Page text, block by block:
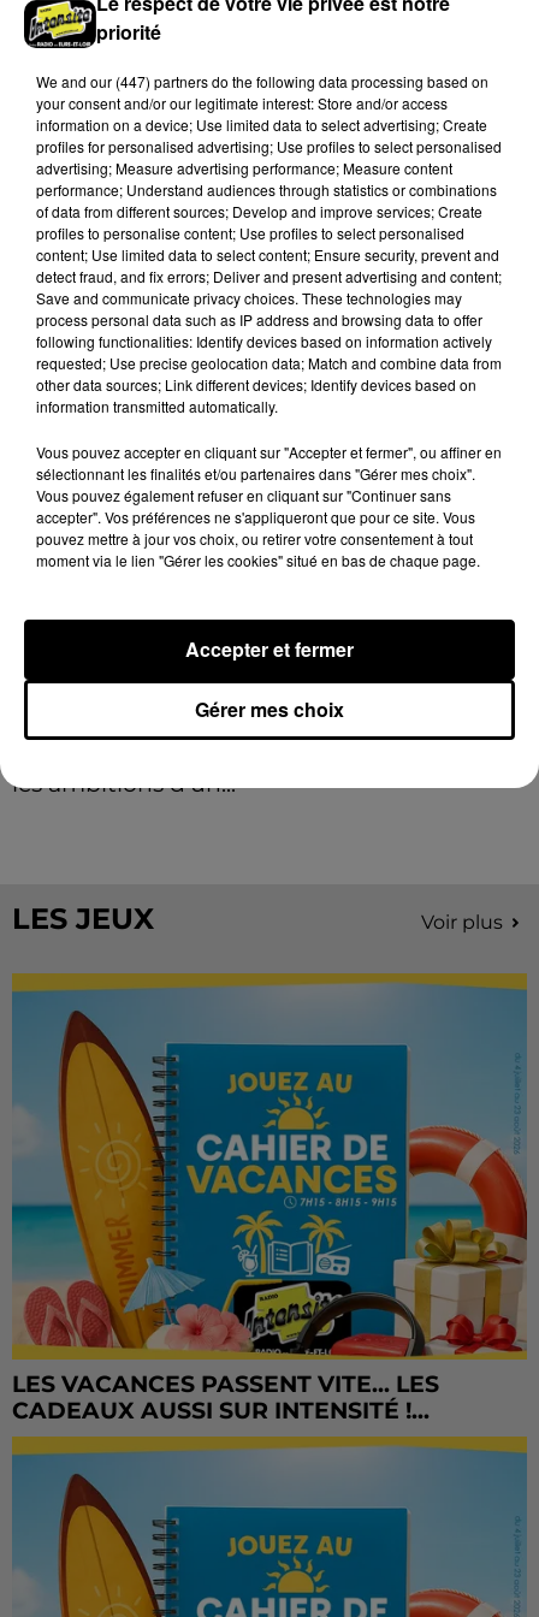
Dans le Perche eurélien, un nouveau grave
accident de la route
Deux blessés ont été pris en charge, dont un en
urgence absolue.
LE GRAND FORMAT Voir plus
les ambitions d'un...
LES JEUX Voir plus
LES VACANCES PASSENT VITE... LES
CADEAUX AUSSI SUR INTENSITÉ !...
priorité
We and our (447) partnersdo the following data processing based on
your consent and/or our legitimate interest: Store and/or access
information on a device; Use limited data to select advertising; Create
profiles for personalised advertising; Use profiles to select personalised
advertising; Measure advertising performance; Measure content
performance; Understand audiences through statistics or combinations
of data from different sources; Develop and improve services; Create
profiles to personalise content; Use profiles to select personalised
content; Use limited data to select content; Ensure security, prevent and
detect fraud, and fix errors; Deliver and present advertising and content;
Save and communicate privacy choices. These technologies may
process personal data such as IP address and browsing data to offer
following functionalities: Identify devices based on information actively
requested; Use precise geolocation data; Match and combine data from
other data sources; Link different devices; Identify devices based on
information transmitted automatically.
Vous pouvez accepter en cliquant sur "Accepter et fermer", ou affiner en
sélectionnant les finalités et/ou partenaires dans "Gérer mes choix".
Vous pouvez également refuser en cliquant sur "Continuer sans
accepter". Vos préférences ne s'appliqueront que pour ce site. Vous
pouvez mettre à jour vos choix, ou retirer votre consentement à tout
moment via le lien "Gérer les cookies" situé en bas de chaque page.
Gérer mes choix
Accepter et fermer